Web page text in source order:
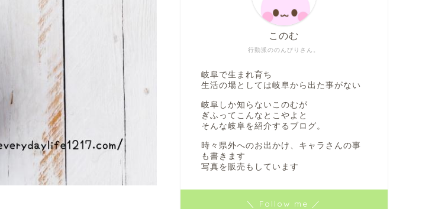
行動派ののんびりさん。
このむ
岐阜で生まれ育ち
生活の場としては岐阜から出た事がない
岐阜しか知らないこのむが
ぎふってこんなとこやよと
そんな岐阜を紹介するブログ。
時々県外へのお出かけ、キャラさんの事
も書きます
写真を販売もしています
＼ Follow me ／